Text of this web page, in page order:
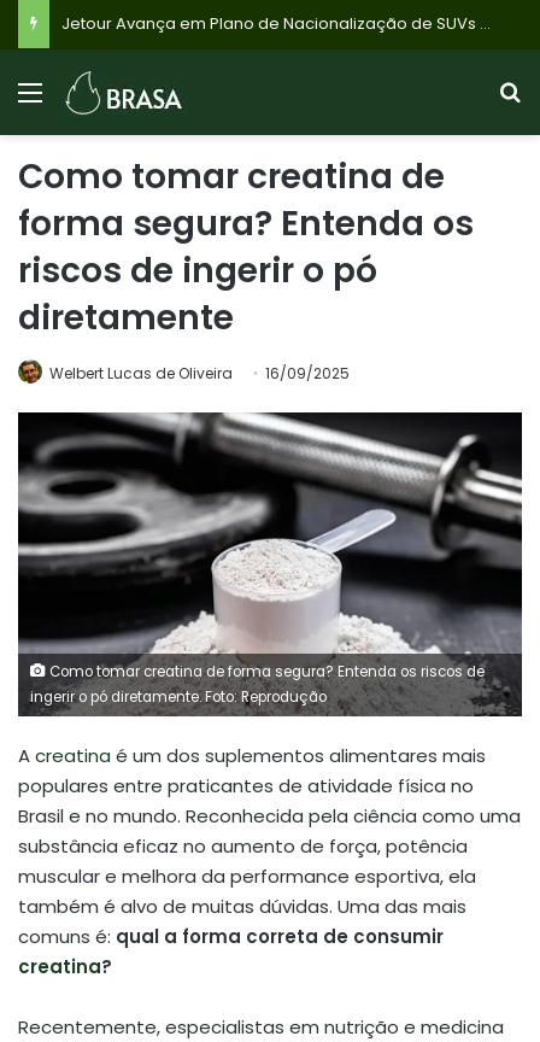
Jetour Avança em Plano de Nacionalização de SUVs Híbridos no Brasil com Avaliação de Fábrica Compartilhada
Como tomar creatina de
forma segura? Entenda os
riscos de ingerir o pó
diretamente
Welbert Lucas de Oliveira 16/09/2025
Como tomar creatina de forma segura? Entenda os riscos de
ingerir o pó diretamente. Foto: Reprodução
Acreatina é um dos suplementos alimentares mais
populares entre praticantes de atividade física no
Brasil e no mundo. Reconhecida pela ciência como uma
substância eficaz no aumento de força, potência
muscular e melhora da performance esportiva, ela
também é alvo de muitas dúvidas. Uma das mais
comuns é: qual a forma correta de consumir
creatina?
Recentemente, especialistas em nutrição e medicina